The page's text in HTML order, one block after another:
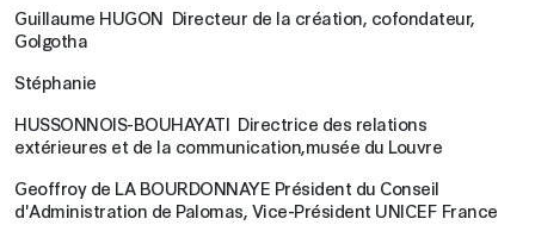
Guillaume HUGON Directeur de la création, cofondateur,
Golgotha
Stéphanie
HUSSONNOIS-BOUHAYATI Directrice des relations
extérieures et de la communication,musée du Louvre
Geoffroy de LA BOURDONNAYE Président du Conseil
d'Administration de Palomas, Vice-Président UNICEF France